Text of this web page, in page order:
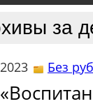
за
Без